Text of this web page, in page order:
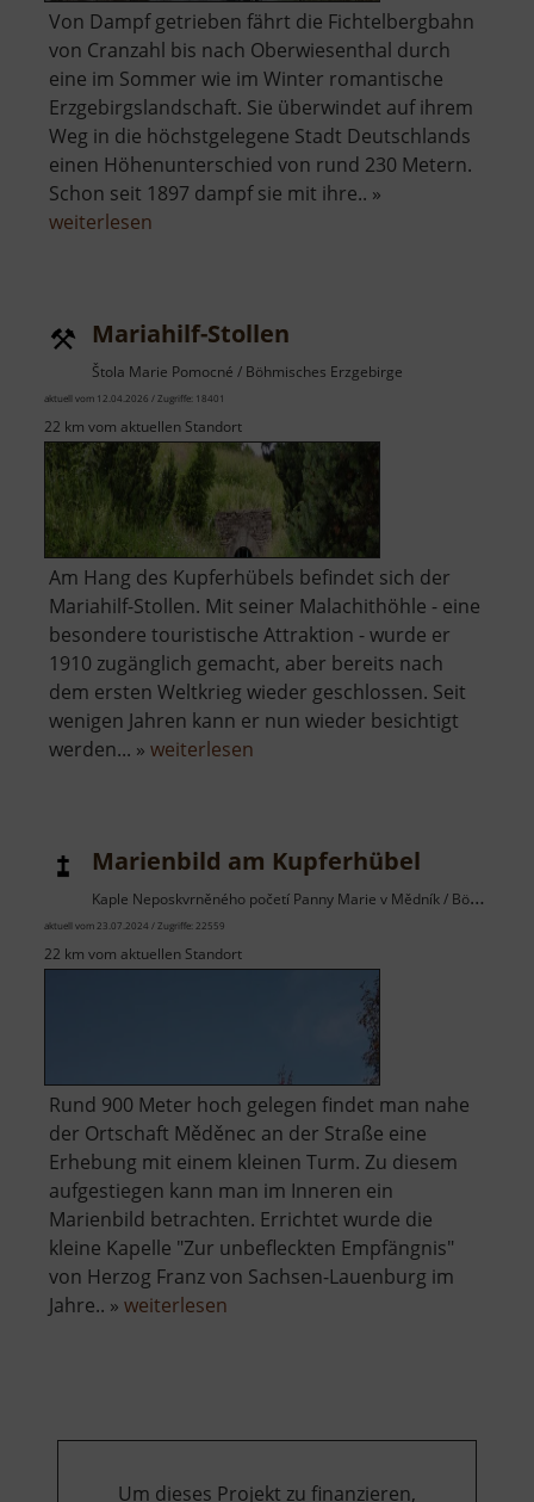
Von Dampf getrieben fährt die Fichtelbergbahn
von Cranzahl bis nach Oberwiesenthal durch
eine im Sommer wie im Winter romantische
Erzgebirgslandschaft. Sie überwindet auf ihrem
Weg in die höchstgelegene Stadt Deutschlands
einen Höhenunterschied von rund 230 Metern.
Schon seit 1897 dampf sie mit ihre.. »
weiterlesen
Mariahilf-Stollen
Štola Marie Pomocné / Böhmisches Erzgebirge
aktuell vom 12.04.2026 / Zugriffe: 18401
22 km vom aktuellen Standort
Am Hang des Kupferhübels befindet sich der
Mariahilf-Stollen. Mit seiner Malachithöhle - eine
besondere touristische Attraktion - wurde er
1910 zugänglich gemacht, aber bereits nach
dem ersten Weltkrieg wieder geschlossen. Seit
wenigen Jahren kann er nun wieder besichtigt
werden... » weiterlesen
Marienbild am Kupferhübel
Kaple Neposkvrněného početí Panny Marie v Mědník / Böhmisches Erzgebirge
aktuell vom 23.07.2024 / Zugriffe: 22559
22 km vom aktuellen Standort
Rund 900 Meter hoch gelegen findet man nahe
der Ortschaft Měděnec an der Straße eine
Erhebung mit einem kleinen Turm. Zu diesem
aufgestiegen kann man im Inneren ein
Marienbild betrachten. Errichtet wurde die
kleine Kapelle "Zur unbefleckten Empfängnis"
von Herzog Franz von Sachsen-Lauenburg im
Jahre.. » weiterlesen
Um dieses Projekt zu finanzieren,